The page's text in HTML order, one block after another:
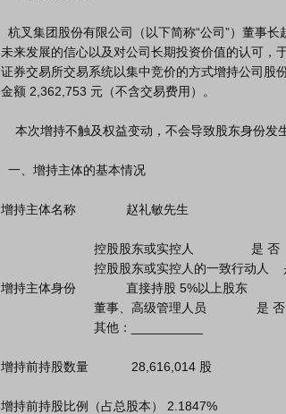
未来发展的信心以及对公司长期投资价值的认可，
证券交易所交易系统以集中竞价的方式增持公司
金额 2,362,753 元（不含交易费用）。
增持主体名称              赵礼敏先生
增持主体身份              直接持股 5%以上股东
增持前持股数量            28,616,014 股
增持前持股比例（占总股本） 2.1847%